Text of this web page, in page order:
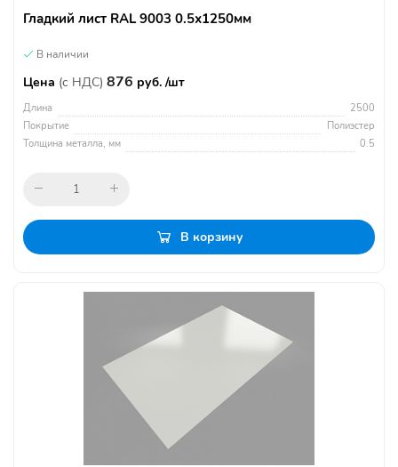
Гладкий лист RAL 9003 0.5х1250мм
В наличии
Цена (с НДС) 876 руб. /шт
Длина
2500
Покрытие
Полиэстер
Толщина металла, мм
0.5
В корзину